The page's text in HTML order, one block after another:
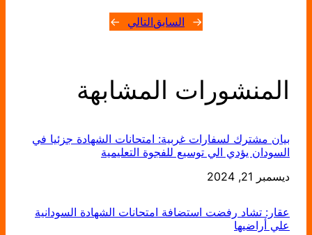
← السابقالتالي →
المنشورات المشابهة
بيان مشترك لسفارات غربية: امتحانات الشهادة جزئيا في
السودان يؤدي الي توسيع للفجوة التعليمية
التاريخ
ديسمبر 21, 2024
عقار: تشاد رفضت استضافة امتحانات الشهادة السودانية
علي أراضيها